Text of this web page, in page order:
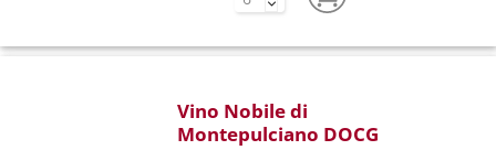
Vino Nobile di
Montepulciano DOCG